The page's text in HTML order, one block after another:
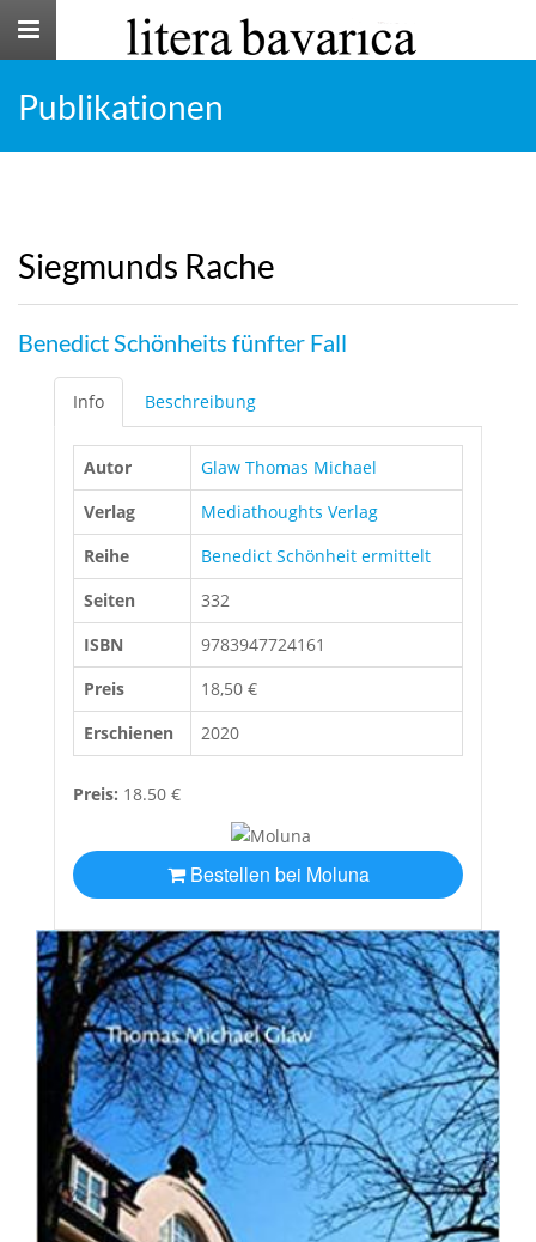
Toggle
Publikationen
Siegmunds Rache
Benedict Schönheits fünfter Fall
Info Beschreibung
Autor
Glaw Thomas Michael
Verlag
Mediathoughts Verlag
Reihe
Benedict Schönheit ermittelt
Seiten
332
ISBN
9783947724161
Preis
18,50 €
Erschienen
2020
Preis: 18.50 €
Bestellen bei Moluna